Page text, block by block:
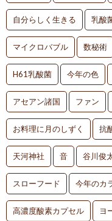
自分らしく生きる 乳酸
マイクロバブル 数秘術
H61乳酸菌 今年の色
アセアン諸国 ファン
お料理に月のしずく 抗
天河神社 音 谷川俊
スローフード 今年のカ
高濃度酸素カプセル ヨ